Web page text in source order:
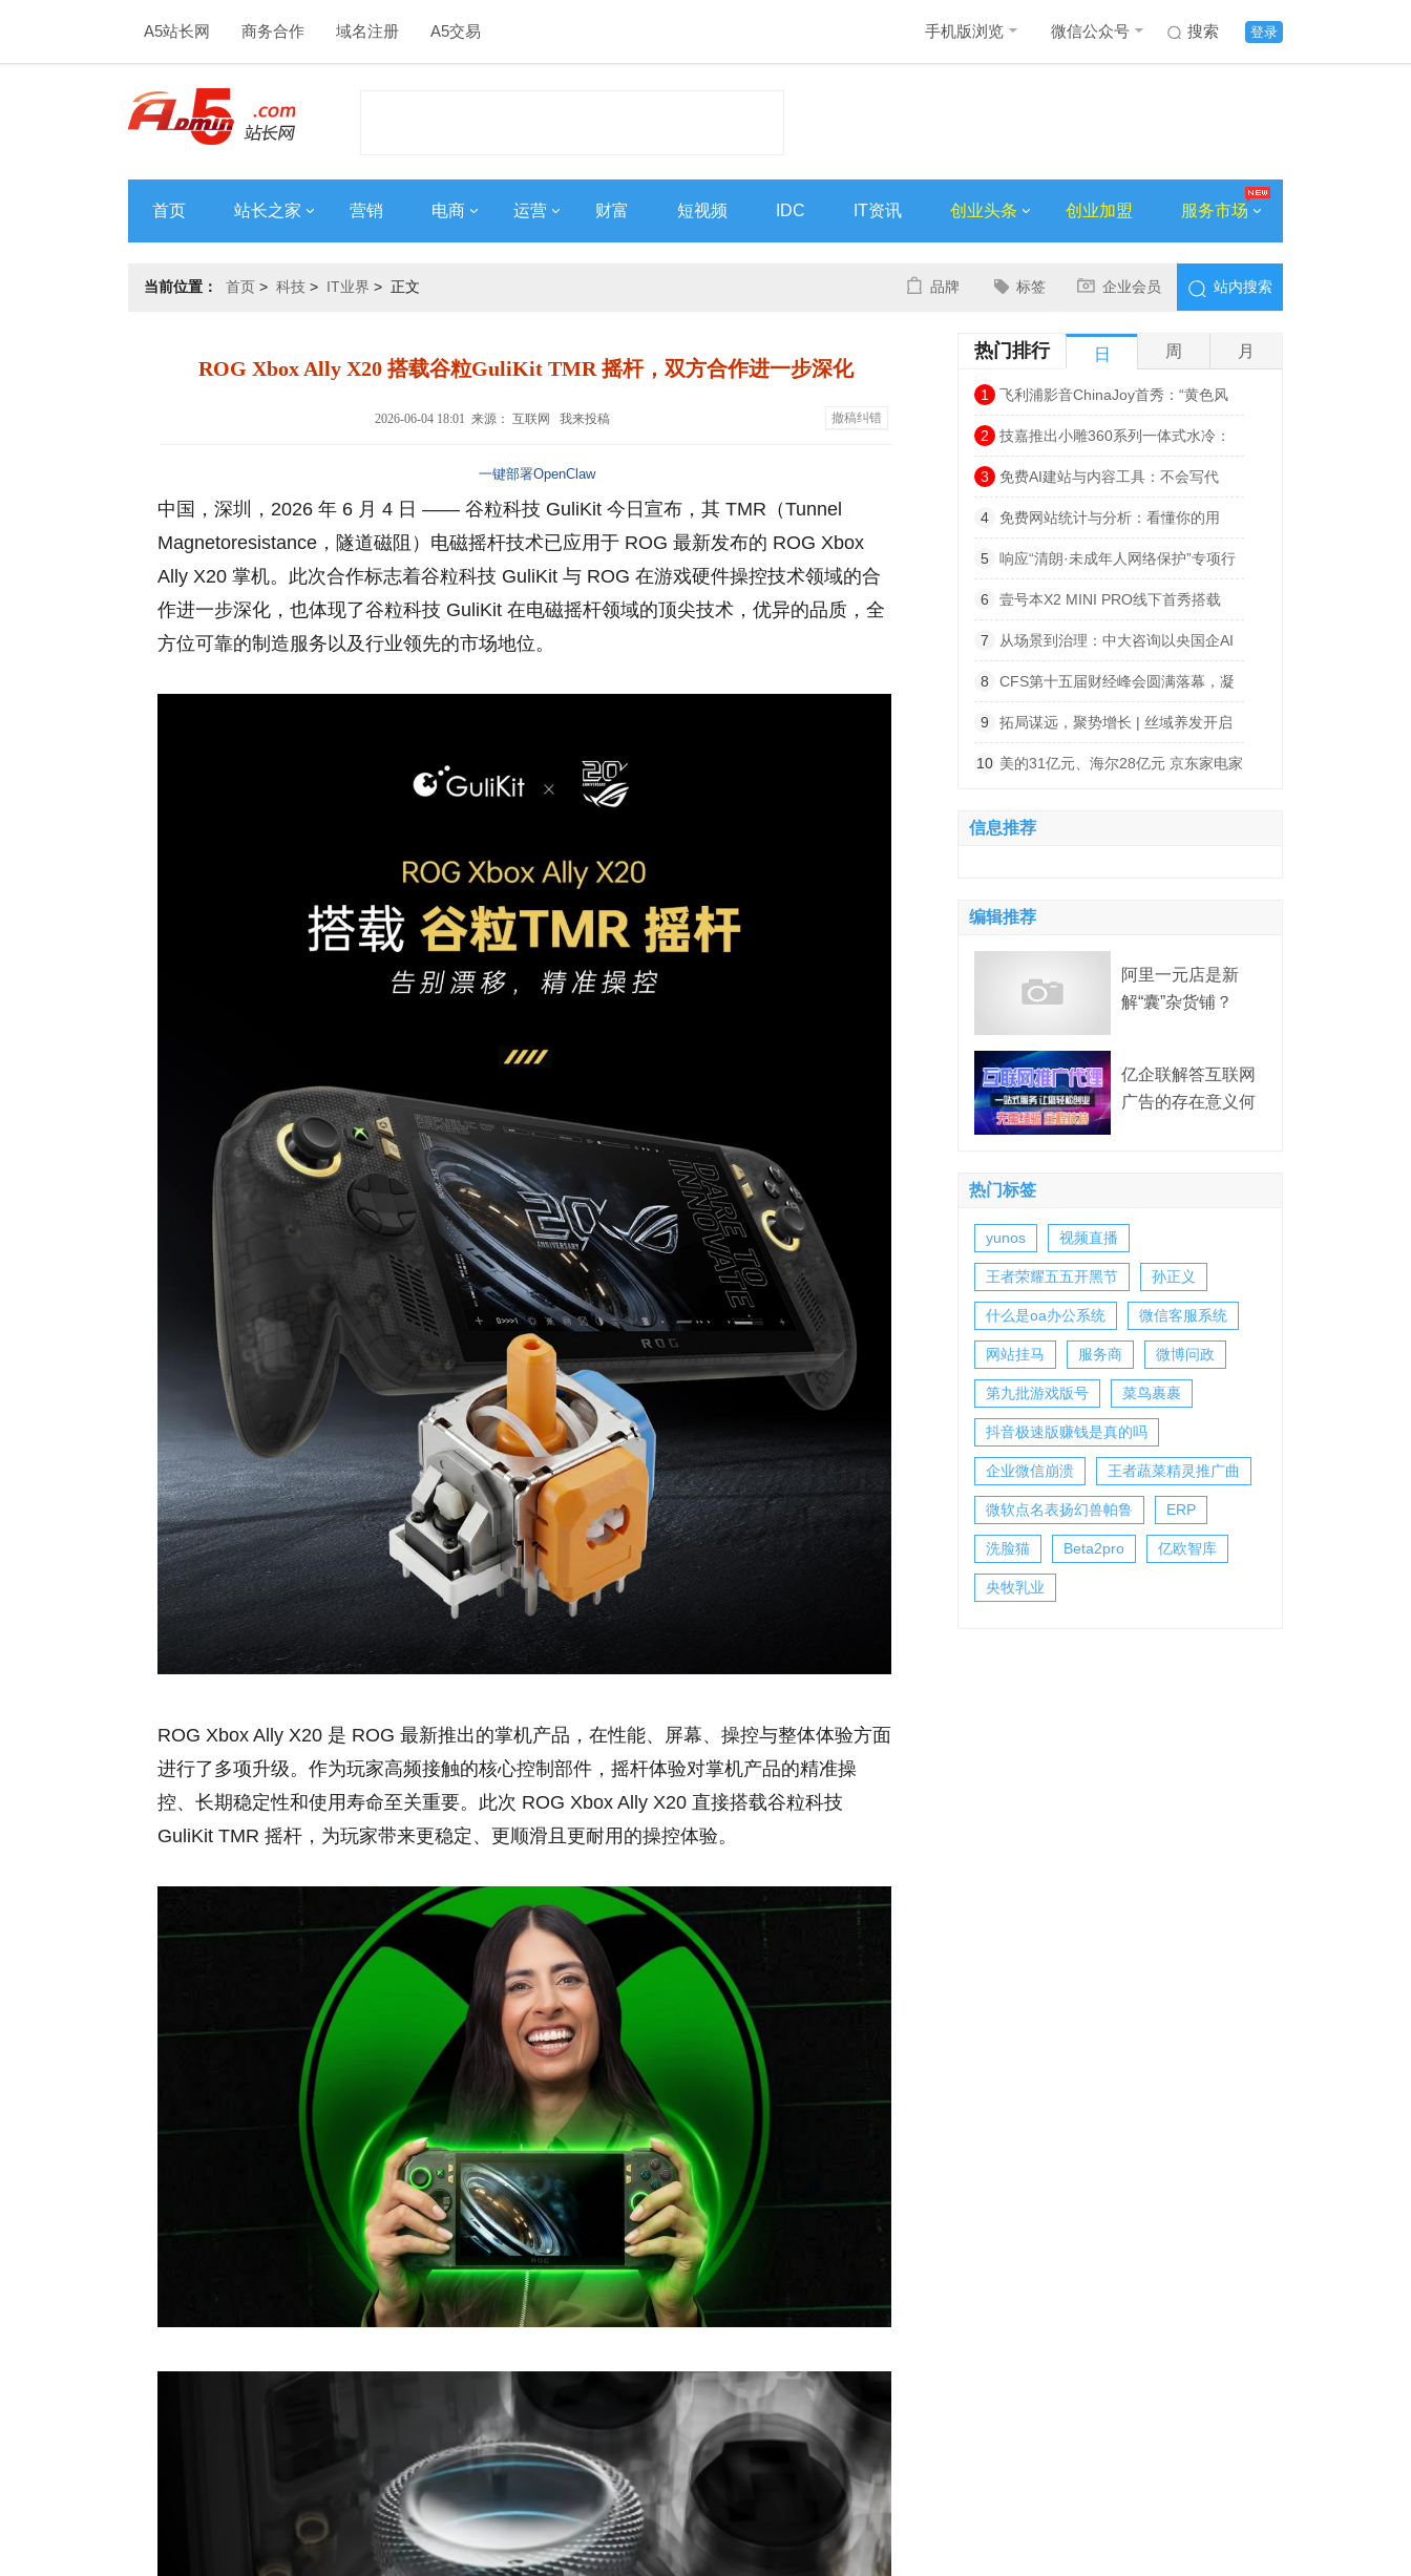
A5站长网 商务合作 域名注册 A5交易 登录
搜索
手机版浏览 微信公众号
首页 站长之家 营销 电商 运营 财富 短视频 IDC IT资讯 创业头条 创业加盟 服务市场
当前位置： 首页 > 科技 > IT业界 > 正文 品牌 标签 企业会员 站内搜索
ROG Xbox Ally X20 搭载谷粒GuliKit TMR 摇杆，双方合作进一步深化
2026-06-04 18:01 来源： 互联网 我来投稿 撤稿纠错
一键部署OpenClaw
中国，深圳，2026 年 6 月 4 日 —— 谷粒科技 GuliKit 今日宣布，其 TMR（Tunnel
Magnetoresistance，隧道磁阻）电磁摇杆技术已应用于 ROG 最新发布的 ROG Xbox
Ally X20 掌机。此次合作标志着谷粒科技 GuliKit 与 ROG 在游戏硬件操控技术领域的合
作进一步深化，也体现了谷粒科技 GuliKit 在电磁摇杆领域的顶尖技术，优异的品质，全
方位可靠的制造服务以及行业领先的市场地位。
ROG Xbox Ally X20 是 ROG 最新推出的掌机产品，在性能、屏幕、操控与整体体验方面
进行了多项升级。作为玩家高频接触的核心控制部件，摇杆体验对掌机产品的精准操
控、长期稳定性和使用寿命至关重要。此次 ROG Xbox Ally X20 直接搭载谷粒科技
GuliKit TMR 摇杆，为玩家带来更稳定、更顺滑且更耐用的操控体验。
热门排行 日 周 月
1 飞利浦影音ChinaJoy首秀：“黄色风
暴”Moving Sound全系登陆中国
2 技嘉推出小雕360系列一体式水冷：
黑白双色+全彩屏
3 免费AI建站与内容工具：不会写代
码、不会写文章，AI全包了
4 免费网站统计与分析：看懂你的用
户，不用花一分钱
5 响应“清朗·未成年人网络保护”专项行
动，螃蟹游戏服务网发布暑期防骗提醒
6 壹号本X2 MINI PRO线下首秀搭载
AMD 388处理器亮相2026 ChinaJoy
7 从场景到治理：中大咨询以央国企AI
转型服务商定位重塑AI价值
8 CFS第十五届财经峰会圆满落幕，凝
聚共识、激荡智慧、锚定未来
9 拓局谋远，聚势增长 | 丝域养发开启
品牌全球拓展全新纪元
10 美的31亿元、海尔28亿元 京东家电家
信息推荐
编辑推荐
阿里一元店是新
解“囊”杂货铺？
亿企联解答互联网
广告的存在意义何
热门标签
yunos 视频直播
王者荣耀五五开黑节 孙正义
什么是oa办公系统 微信客服系统
网站挂马 服务商 微博问政
第九批游戏版号 菜鸟裹裹
抖音极速版赚钱是真的吗
企业微信崩溃 王者蔬菜精灵推广曲
微软点名表扬幻兽帕鲁 ERP
洗脸猫 Beta2pro 亿欧智库
央牧乳业